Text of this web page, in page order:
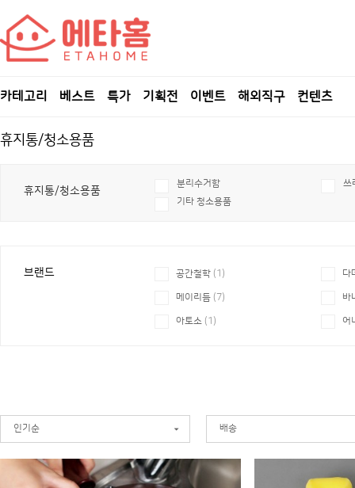
카테고리 베스트 특가 기획전 이벤트 해외직구 컨텐츠
휴지통/청소용품
휴지통/청소용품
분리수거함
쓰
기타 청소용품
브랜드 공간철학 (1) 다
메이리듬 (7) 바
아토소 (1) 어
인기순 배송